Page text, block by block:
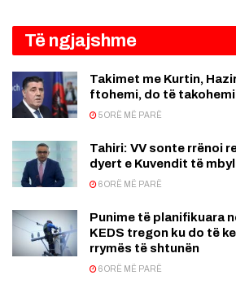
Të ngjajshme
Takimet me Kurtin,
ftohemi, do të takohemi
5 ORË MË PARË
Tahiri: VV sonte rrënoi
dyert e Kuvendit të
6 ORË MË PARË
Punime të planifikuara
KEDS tregon ku do të
rrymës të shtunën
6 ORË MË PARË